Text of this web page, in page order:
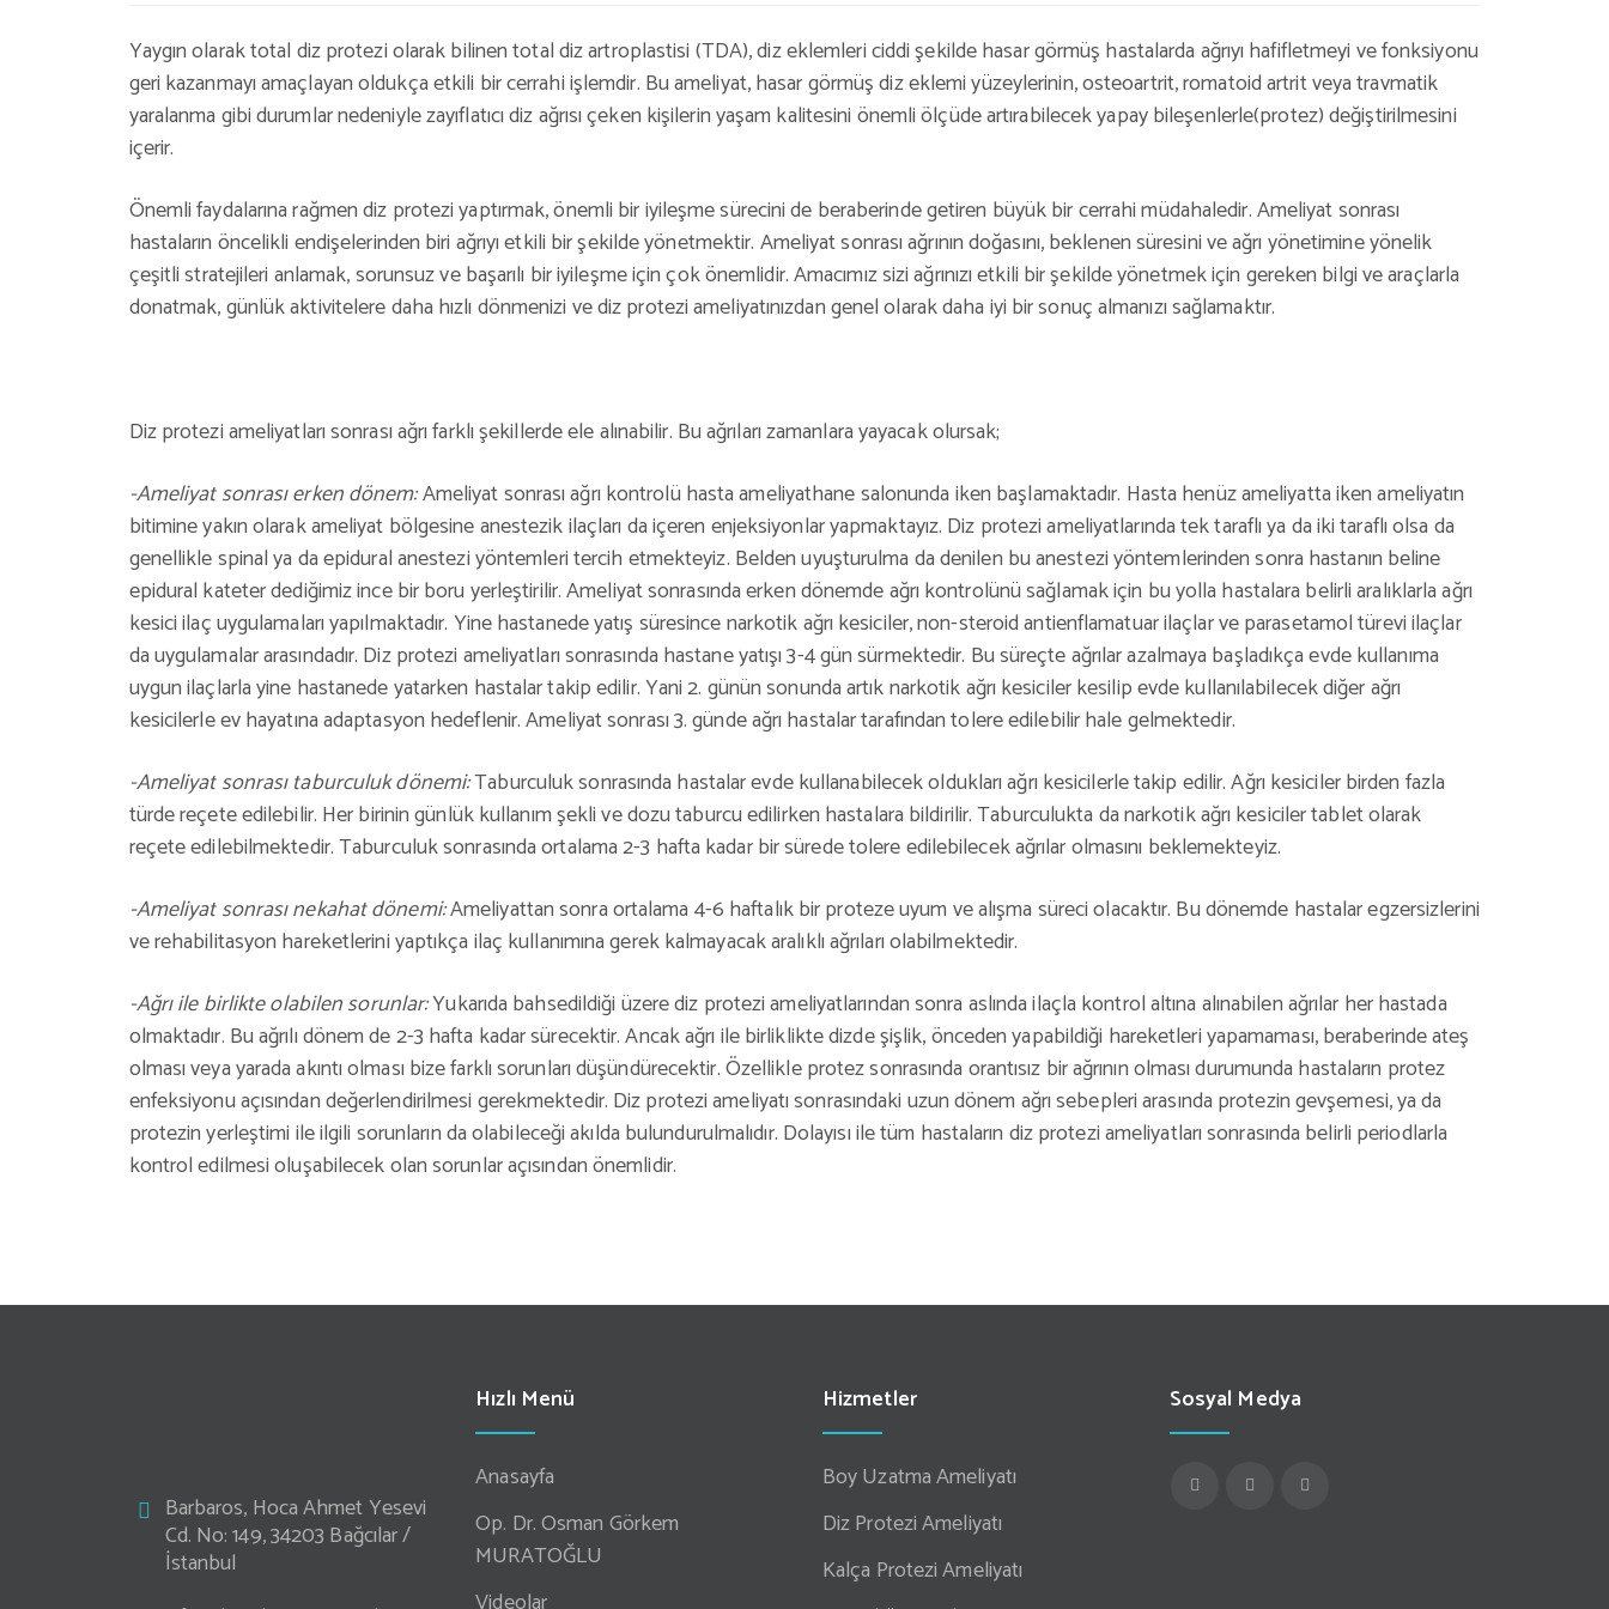
Yaygın olarak total diz protezi olarak bilinen total diz artroplastisi (TDA), diz eklemleri ciddi şekilde hasar görmüş hastalarda ağrıyı hafifletmeyi ve fonksiyonu
geri kazanmayı amaçlayan oldukça etkili bir cerrahi işlemdir. Bu ameliyat, hasar görmüş diz eklemi yüzeylerinin, osteoartrit, romatoid artrit veya travmatik
yaralanma gibi durumlar nedeniyle zayıflatıcı diz ağrısı çeken kişilerin yaşam kalitesini önemli ölçüde artırabilecek yapay bileşenlerle(protez) değiştirilmesini
içerir.
Önemli faydalarına rağmen diz protezi yaptırmak, önemli bir iyileşme sürecini de beraberinde getiren büyük bir cerrahi müdahaledir. Ameliyat sonrası
hastaların öncelikli endişelerinden biri ağrıyı etkili bir şekilde yönetmektir. Ameliyat sonrası ağrının doğasını, beklenen süresini ve ağrı yönetimine yönelik
çeşitli stratejileri anlamak, sorunsuz ve başarılı bir iyileşme için çok önemlidir. Amacımız sizi ağrınızı etkili bir şekilde yönetmek için gereken bilgi ve araçlarla
donatmak, günlük aktivitelere daha hızlı dönmenizi ve diz protezi ameliyatınızdan genel olarak daha iyi bir sonuç almanızı sağlamaktır.
Diz protezi ameliyatları sonrası ağrı farklı şekillerde ele alınabilir. Bu ağrıları zamanlara yayacak olursak;
-Ameliyat sonrası erken dönem:Ameliyat sonrası ağrı kontrolü hasta ameliyathane salonunda iken başlamaktadır. Hasta henüz ameliyatta iken ameliyatın
bitimine yakın olarak ameliyat bölgesine anestezik ilaçları da içeren enjeksiyonlar yapmaktayız. Diz protezi ameliyatlarında tek taraflı ya da iki taraflı olsa da
genellikle spinal ya da epidural anestezi yöntemleri tercih etmekteyiz. Belden uyuşturulma da denilen bu anestezi yöntemlerinden sonra hastanın beline
epidural kateter dediğimiz ince bir boru yerleştirilir. Ameliyat sonrasında erken dönemde ağrı kontrolünü sağlamak için bu yolla hastalara belirli aralıklarla ağrı
kesici ilaç uygulamaları yapılmaktadır. Yine hastanede yatış süresince narkotik ağrı kesiciler, non-steroid antienflamatuar ilaçlar ve parasetamol türevi ilaçlar
da uygulamalar arasındadır. Diz protezi ameliyatları sonrasında hastane yatışı 3-4 gün sürmektedir. Bu süreçte ağrılar azalmaya başladıkça evde kullanıma
uygun ilaçlarla yine hastanede yatarken hastalar takip edilir. Yani 2. günün sonunda artık narkotik ağrı kesiciler kesilip evde kullanılabilecek diğer ağrı
kesicilerle ev hayatına adaptasyon hedeflenir. Ameliyat sonrası 3. günde ağrı hastalar tarafından tolere edilebilir hale gelmektedir.
-Ameliyat sonrası taburculuk dönemi:Taburculuk sonrasında hastalar evde kullanabilecek oldukları ağrı kesicilerle takip edilir. Ağrı kesiciler birden fazla
türde reçete edilebilir. Her birinin günlük kullanım şekli ve dozu taburcu edilirken hastalara bildirilir. Taburculukta da narkotik ağrı kesiciler tablet olarak
reçete edilebilmektedir. Taburculuk sonrasında ortalama 2-3 hafta kadar bir sürede tolere edilebilecek ağrılar olmasını beklemekteyiz.
-Ameliyat sonrası nekahat dönemi:Ameliyattan sonra ortalama 4-6 haftalık bir proteze uyum ve alışma süreci olacaktır. Bu dönemde hastalar egzersizlerini
ve rehabilitasyon hareketlerini yaptıkça ilaç kullanımına gerek kalmayacak aralıklı ağrıları olabilmektedir.
-Ağrı ile birlikte olabilen sorunlar:Yukarıda bahsedildiği üzere diz protezi ameliyatlarından sonra aslında ilaçla kontrol altına alınabilen ağrılar her hastada
olmaktadır. Bu ağrılı dönem de 2-3 hafta kadar sürecektir. Ancak ağrı ile birliklikte dizde şişlik, önceden yapabildiği hareketleri yapamaması, beraberinde ateş
olması veya yarada akıntı olması bize farklı sorunları düşündürecektir. Özellikle protez sonrasında orantısız bir ağrının olması durumunda hastaların protez
enfeksiyonu açısından değerlendirilmesi gerekmektedir. Diz protezi ameliyatı sonrasındaki uzun dönem ağrı sebepleri arasında protezin gevşemesi, ya da
protezin yerleştimi ile ilgili sorunların da olabileceği akılda bulundurulmalıdır. Dolayısı ile tüm hastaların diz protezi ameliyatları sonrasında belirli periodlarla
kontrol edilmesi oluşabilecek olan sorunlar açısından önemlidir.
Barbaros, Hoca Ahmet Yesevi
Cd. No: 149, 34203 Bağcılar /
İstanbul
Hızlı Menü
Anasayfa
Op. Dr. Osman Görkem
MURATOĞLU
Hizmetler
Boy Uzatma Ameliyatı
Diz Protezi Ameliyatı
Kalça Protezi Ameliyatı
Sosyal Medya